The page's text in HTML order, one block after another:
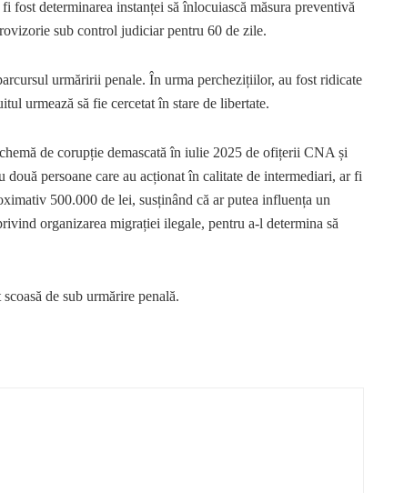
determinarea instanței să înlocuiască măsura preventivă
sub control judiciar pentru 60 de zile.
urmăririi penale. În urma perchezițiilor, au fost ridicate
urmează să fie cercetat în stare de libertate.
de corupție demascată în iulie 2025 de ofițerii CNA și
persoane care au acționat în calitate de intermediari, ar fi
500.000 de lei, susținând că ar putea influența un
organizarea migrației ilegale, pentru a-l determina să
de sub urmărire penală.